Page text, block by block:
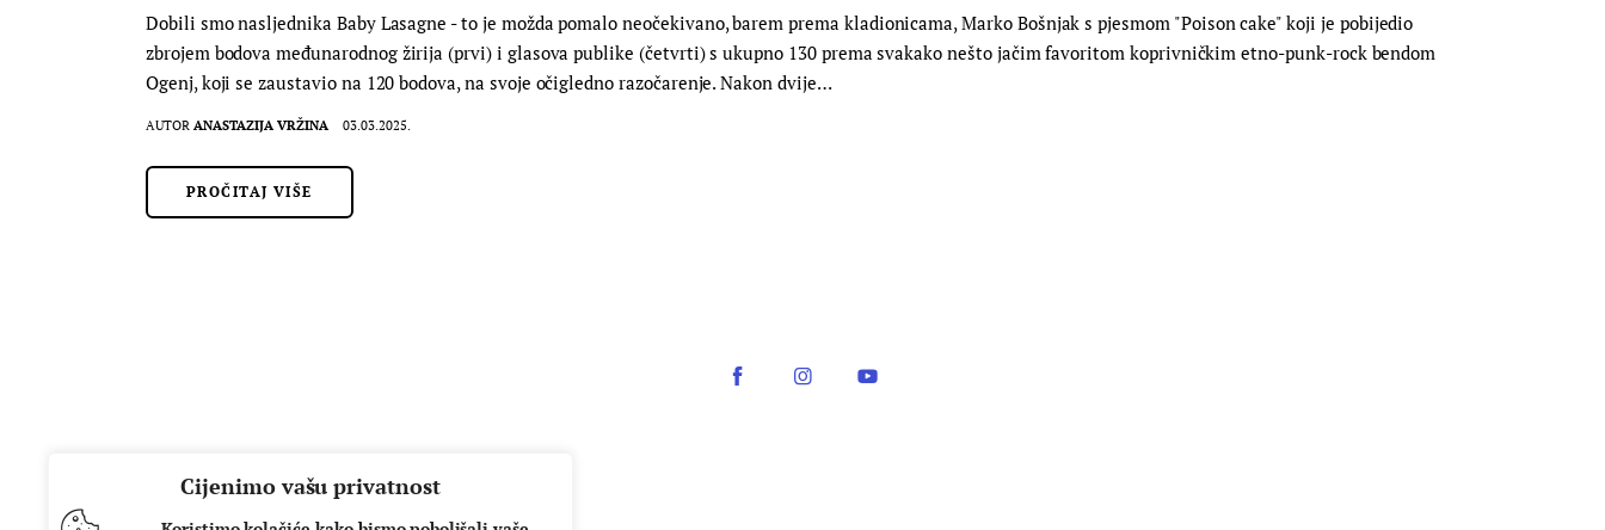
Cijenimo vašu privatnost
Dobili smo nasljednika Baby Lasagne - to je možda pomalo neočekivano, barem prema kladionicama, Marko Bošnjak s pjesmom "Poison cake" koji je pobijedio
zbrojem bodova međunarodnog žirija (prvi) i glasova publike (četvrti) s ukupno 130 prema svakako nešto jačim favoritom koprivničkim etno-punk-rock bendom
Ogenj, koji se zaustavio na 120 bodova, na svoje očigledno razočarenje. Nakon dvije…
AUTOR ANASTAZIJA VRŽINA 03.03.2025.
PROČITAJ VIŠE